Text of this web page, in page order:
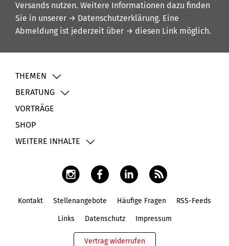
Versands nutzen. Weitere Informationen dazu finden
Sie in unserer → Datenschutzerklärung. Eine
Abmeldung ist jederzeit über → diesen Link möglich.
THEMEN
BERATUNG
VORTRÄGE
SHOP
WEITERE INHALTE
Kontakt Stellenangebote Häufige Fragen RSS-Feeds
Links Datenschutz Impressum
Vertrag widerrufen